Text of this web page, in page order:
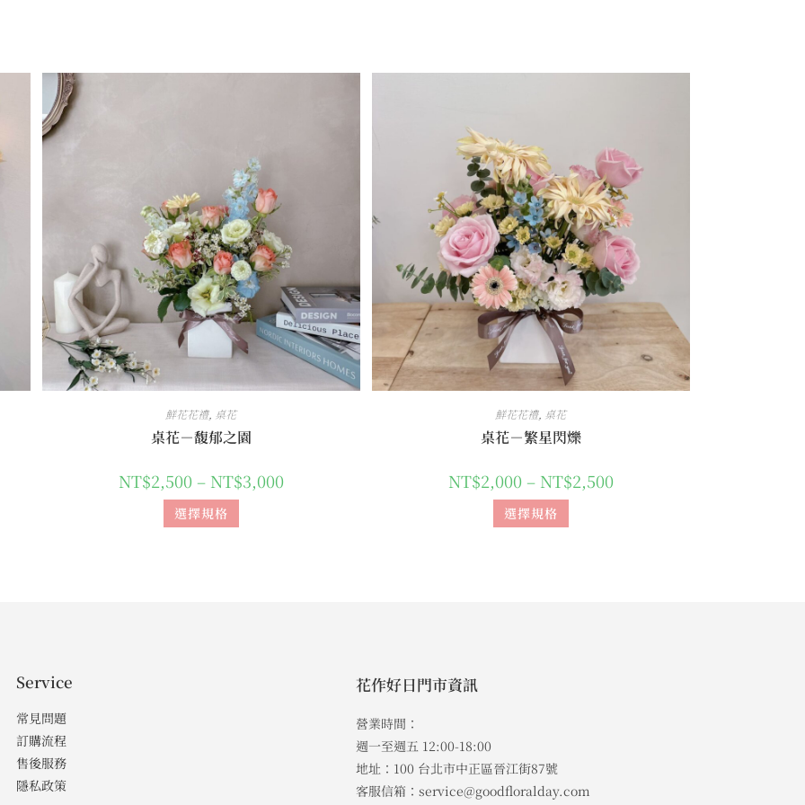
鮮花花禮, 桌花
桌花－馥郁之園
NT$2,500– NT$3,000
選擇規格
鮮花花禮, 桌花
桌花－繁星閃爍
NT$2,000 – NT$2,500
選擇規格
Service
常見問題
訂購流程
售後服務
隱私政策
花作好日門市資訊
營業時間：
週一至週五 12:00-18:00
地址：100 台北市中正區晉江街87號
客服信箱：service@goodfloralday.com